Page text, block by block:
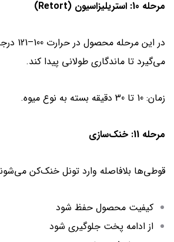
مرحله 10: استریلیزاسیون (Retort)
در این
می‌گیرد تا ماندگاری طولانی پیدا کند.
زمان: 10 تا 30 دقیقه بسته به نوع میوه.
مرحله 11: خنک‌سازی
قوطی‌ها بلافاصله وارد تونل خنک‌کن
کیفیت محصول حفظ شود
از ادامه پخت جلوگیری شود